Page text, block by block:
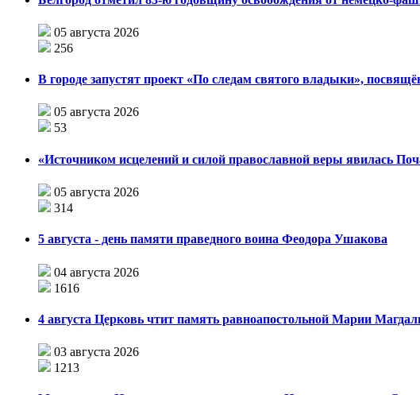
05 августа 2026
256
В городе запустят проект «По следам святого владыки»,
05 августа 2026
53
«Источником исцелений и силой православной веры явилась
05 августа 2026
314
5 августа - день памяти праведного воина Феодора Ушакова
04 августа 2026
1616
4 августа Церковь чтит память равноапостольной Марии
03 августа 2026
1213